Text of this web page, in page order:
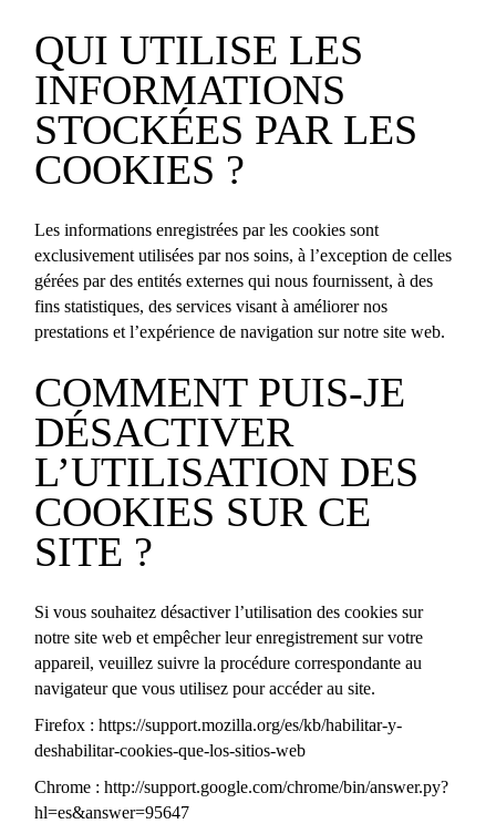
QUI UTILISE LES
INFORMATIONS
STOCKÉES PAR LES
COOKIES ?
Les informations enregistrées par les cookies sont
exclusivement utilisées par nos soins, à l’exception de celles
gérées par des entités externes qui nous fournissent, à des
fins statistiques, des services visant à améliorer nos
prestations et l’expérience de navigation sur notre site web.
COMMENT PUIS-JE
DÉSACTIVER
L’UTILISATION DES
COOKIES SUR CE
SITE ?
Si vous souhaitez désactiver l’utilisation des cookies sur
notre site web et empêcher leur enregistrement sur votre
appareil, veuillez suivre la procédure correspondante au
navigateur que vous utilisez pour accéder au site.
Firefox :https://support.mozilla.org/es/kb/habilitar-y-
deshabilitar-cookies-que-los-sitios-web
Chrome :http://support.google.com/chrome/bin/answer.py?
hl=es&answer=95647